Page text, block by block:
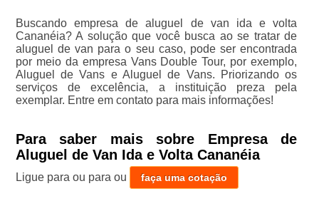
Buscando empresa de aluguel de van ida e volta
Cananéia? A solução que você busca ao se tratar de
aluguel de van para o seu caso, pode ser encontrada
por meio da empresa Vans Double Tour, por exemplo,
Aluguel de Vans e Aluguel de Vans. Priorizando os
serviços de excelência, a instituição preza pela
exemplar. Entre em contato para mais informações!
Para saber mais sobre Empresa de
Aluguel de Van Ida e Volta Cananéia
Ligue para ou para ou faça uma cotação